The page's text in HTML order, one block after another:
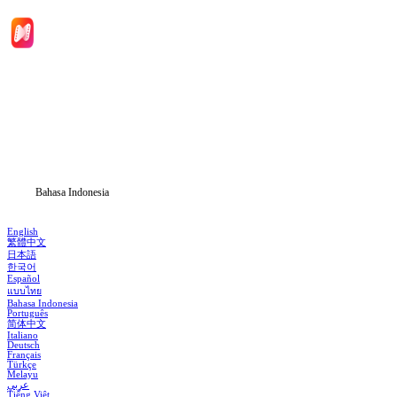
Bahasa Indonesia
English
繁體中文
日本語
한국어
Español
แบบไทย
Bahasa Indonesia
Português
简体中文
Italiano
Deutsch
Français
Türkçe
Melayu
عربي
Tiếng Việt